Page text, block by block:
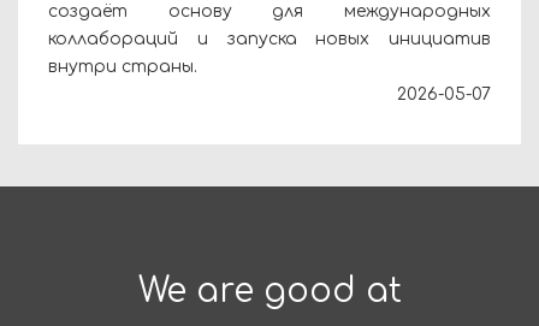
создаёт основу для международных
коллабораций и запуска новых инициатив
внутри страны.
2026-05-07
We are good at